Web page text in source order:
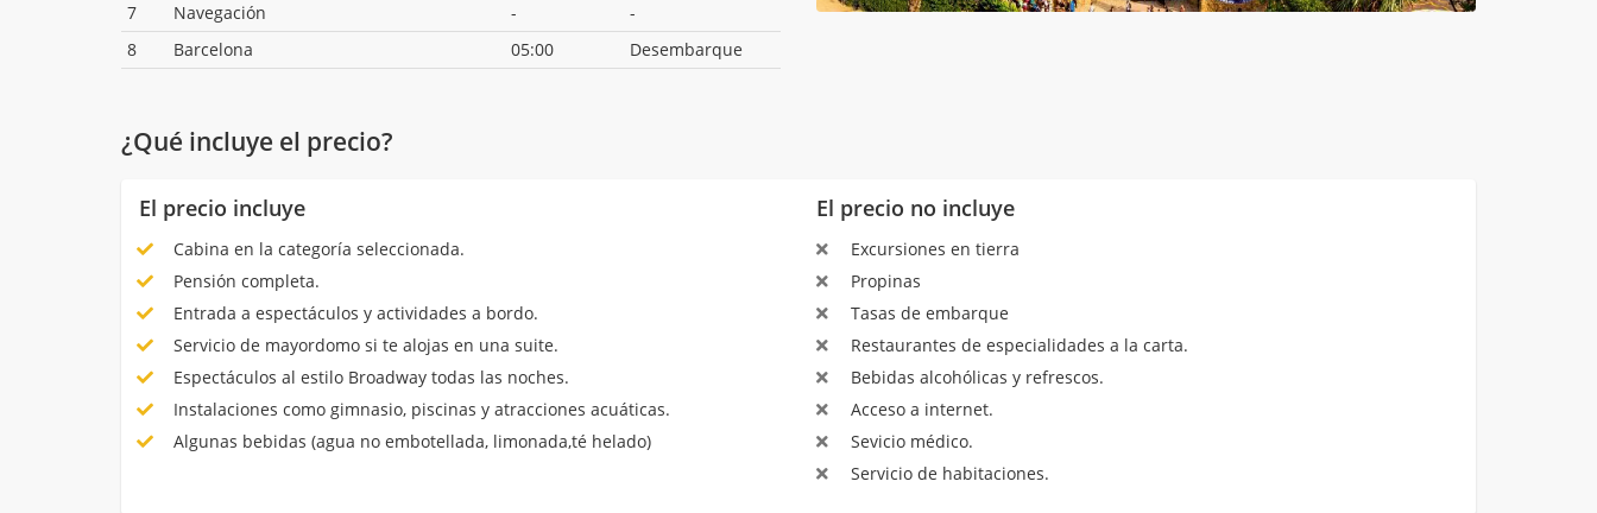
7
Navegación -
-
8
Barcelona 05:00 Desembarque
¿Qué incluye el precio?
El precio incluye
Cabina en la categoría seleccionada.
Pensión completa.
Entrada a espectáculos y actividades a bordo.
Servicio de mayordomo si te alojas en una suite.
Espectáculos al estilo Broadway todas las noches.
Instalaciones como gimnasio, piscinas y atracciones acuáticas.
Algunas bebidas (agua no embotellada, limonada,té helado)
El precio no incluye
Excursiones en tierra
Propinas
Tasas de embarque
Restaurantes de especialidades a la carta.
Bebidas alcohólicas y refrescos.
Acceso a internet.
Sevicio médico.
Servicio de habitaciones.